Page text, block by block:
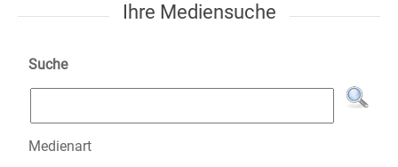
Ihre Mediensuche
Suche
Medienart